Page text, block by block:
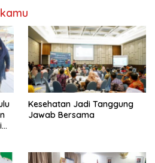
Kesehatan Jadi Tanggung
Jawab Bersama